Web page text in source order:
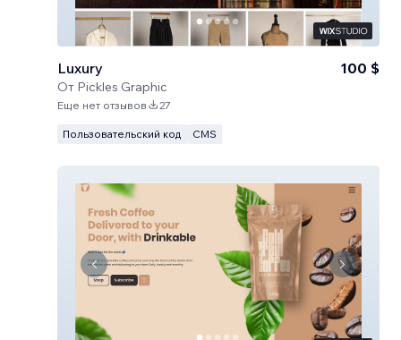
Luxury
От Pickles Graphic
100 $
Еще нет отзывов 27
Пользовательский код CMS